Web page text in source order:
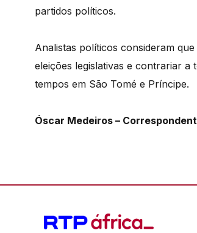
partidos políticos.
Analistas políticos consideram
eleições legislativas e contrariar a
tempos em São Tomé e Príncipe.
Óscar Medeiros –